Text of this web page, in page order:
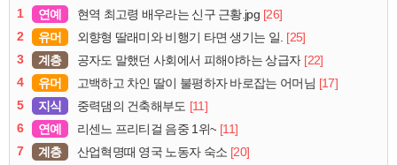
1 연예 현역 최고령 배우라는 신구 근황.jpg [26]
2
유머 외향형 딸래미와 비행기 타면 생기는 일. [25]
3
계층 공자도 말했던 사회에서 피해야하는 상급자 [22]
4
유머 고백하고 차인 딸이 불평하자 바로잡는 어머님 [17]
5
지식 중력댐의 건축해부도 [11]
6
연예 리센느 프리티걸 음중 1위~ [11]
7
계층 산업혁명때 영국 노동자 숙소 [20]